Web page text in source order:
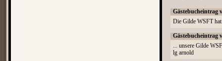
Gästebucheintrag
Die Gilde WSFT
Gästebucheintrag
... unsere Gilde
lg arnold